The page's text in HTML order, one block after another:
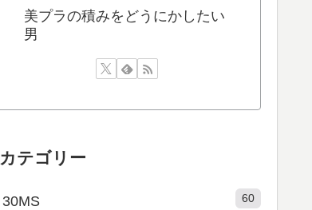
美プラの積みをどうにかしたい
男
カテゴリー
30MS 60